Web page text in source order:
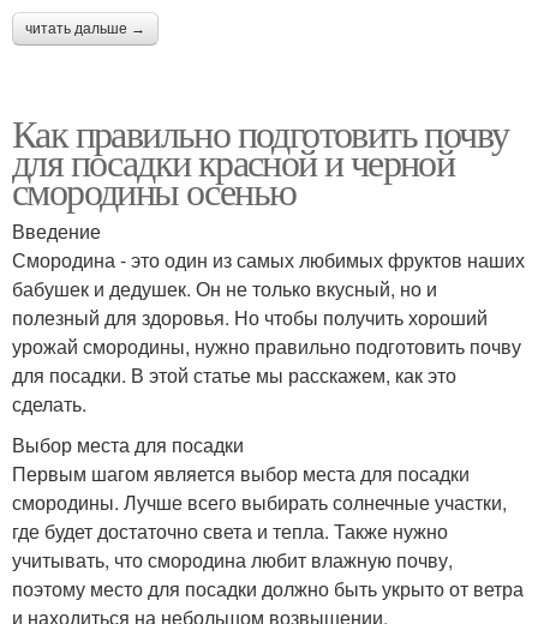
читать дальше →
Как правильно подготовить почву
для посадки красной и черной
смородины осенью
Введение
Смородина - это один из самых любимых фруктов наших
бабушек и дедушек. Он не только вкусный, но и
полезный для здоровья. Но чтобы получить хороший
урожай смородины, нужно правильно подготовить почву
для посадки. В этой статье мы расскажем, как это
сделать.
Выбор места для посадки
Первым шагом является выбор места для посадки
смородины. Лучше всего выбирать солнечные участки,
где будет достаточно света и тепла. Также нужно
учитывать, что смородина любит влажную почву,
поэтому место для посадки должно быть укрыто от ветра
и находиться на небольшом возвышении.